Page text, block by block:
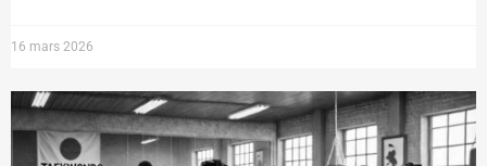
16 mars 2026